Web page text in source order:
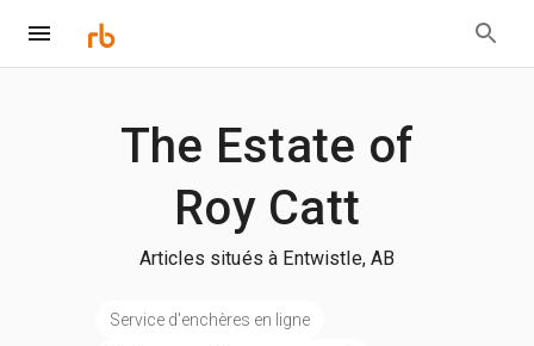
The Estate of
Roy Catt
Articles situés à Entwistle, AB
Service d'enchères en ligne